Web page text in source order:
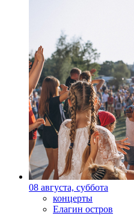
08 августа, суббота
концерты
Елагин остров